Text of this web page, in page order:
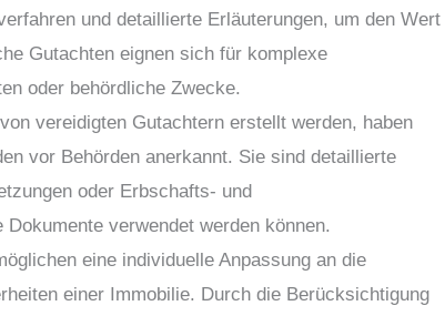
und detaillierte Erläuterungen, um den Wert
Gutachten eignen sich für komplexe
oder behördliche Zwecke.
vereidigten Gutachtern erstellt werden, haben
vor Behörden anerkannt. Sie sind detaillierte
oder Erbschafts- und
verwendet werden können.
eine individuelle Anpassung an die
einer Immobilie. Durch die Berücksichtigung